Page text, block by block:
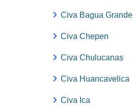
Civa Bagua Grande
Civa Chepen
Civa Chulucanas
Civa Huancavelica
Civa Ica